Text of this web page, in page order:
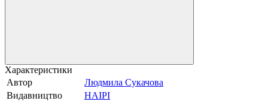
Характеристики
Автор
Людмила Сукачова
Видавництво
НАІРІ